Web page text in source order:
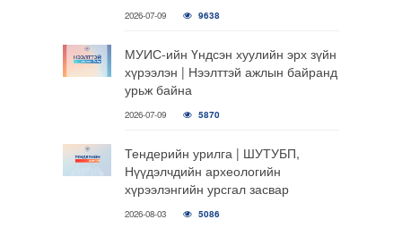
2026-07-09 9638
МУИС-ийн Үндсэн хуулийн эрх зүйн
хүрээлэн | Нээлттэй ажлын байранд
урьж байна
2026-07-09 5870
Тендерийн урилга | ШУТУБП,
Нүүдэлчдийн археологийн
хүрээлэнгийн урсгал засвар
2026-08-03 5086